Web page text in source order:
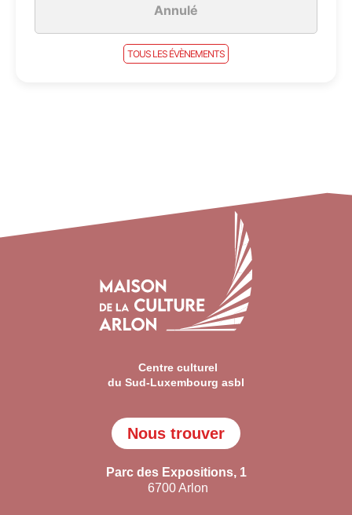
Annulé
TOUS LES ÉVÈNEMENTS
Centre culturel
du Sud-Luxembourg asbl
Nous trouver
Parc des Expositions, 1
6700 Arlon